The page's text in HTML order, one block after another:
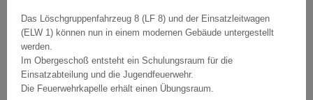
Das Löschgruppenfahrzeug 8 (LF 8) und der Einsatzleitwagen
(ELW 1) können nun in einem modernen Gebäude untergestellt
werden.
Im Obergeschoß entsteht ein Schulungsraum für die
Einsatzabteilung und die Jugendfeuerwehr.
Die Feuerwehrkapelle erhält einen Übungsraum.